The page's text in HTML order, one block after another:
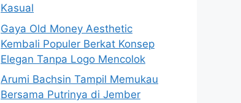
Kasual
Gaya Old Money Aesthetic
Kembali Populer Berkat Konsep
Elegan Tanpa Logo Mencolok
Arumi Bachsin Tampil Memukau
Bersama Putrinya di Jember